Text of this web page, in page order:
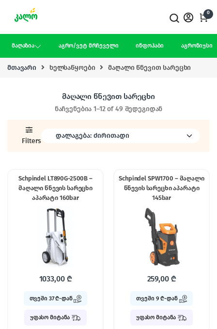
0
მაღაზია აგრო/ვეტ მრჩეველი ინფოჰაბი აგრონიუსი
მთავარი ხელსაწყოები მაღალი წნევით სარეცხი
მაღალი წნევით სარეცხი
ნაჩვენებია 1–12 of 49 შედეგიდან
Filters
Schpindel LT890G-2500B –
მაღალი წნევის სარეცხი
აპარატი 160bar
1033,00 ₾
თვეში 37 ₾-დან
უფასო მიტანა
Schpindel SPW1700 – მაღალი
წნევის სარეცხი აპარატი
145bar
259,00 ₾
თვეში 9 ₾-დან
უფასო მიტანა